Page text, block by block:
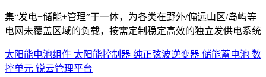
集“发电+储能+管理”于一体，为各类在野外/偏远山区/岛屿等
电网未覆盖区域的负载，按需定制稳定高效的独立发供电系统
太阳能电池组件 太阳能控制器 纯正弦波逆变器 储能蓄电池 数
控单元 锐云管理平台